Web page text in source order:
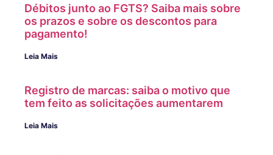
Débitos junto ao FGTS? Saiba mais sobre
os prazos e sobre os descontos para
pagamento!
Leia Mais
Registro de marcas: saiba o motivo que
tem feito as solicitações aumentarem
Leia Mais